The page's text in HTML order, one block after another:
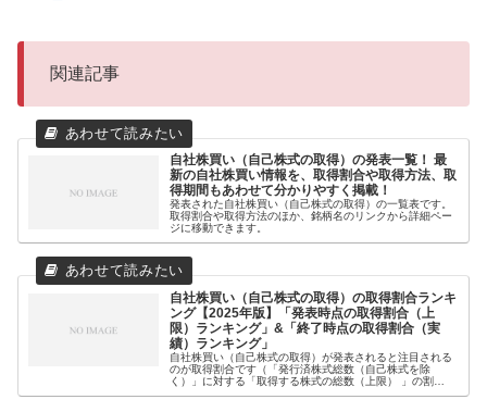
関連記事
自社株買い（自己株式の取得）の発表一覧！ 最
新の自社株買い情報を、取得割合や取得方法、取
得期間もあわせて分かりやすく掲載！
発表された自社株買い（自己株式の取得）の一覧表です。
取得割合や取得方法のほか、銘柄名のリンクから詳細ペー
ジに移動できます。
自社株買い（自己株式の取得）の取得割合ランキ
ング【2025年版】「発表時点の取得割合（上
限）ランキング」&「終了時点の取得割合（実
績）ランキング」
自社株買い（自己株式の取得）が発表されると注目される
のが取得割合です（「発行済株式総数（自己株式を除
く）」に対する「取得する株式の総数（上限） 」の割